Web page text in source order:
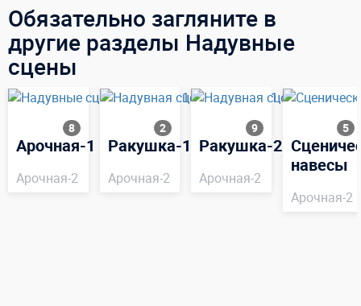
Обязательно загляните в
другие разделы Надувные
сцены
8
Арочная-1
Арочная-2
2
Ракушка-1
Арочная-2
9
Ракушка-2
Арочная-2
5
навесы
Арочная-2